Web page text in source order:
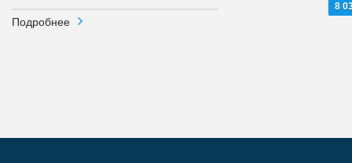
Подробнее
8